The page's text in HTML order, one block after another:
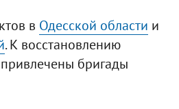
в Одесской области и
. К восстановлению
бригады